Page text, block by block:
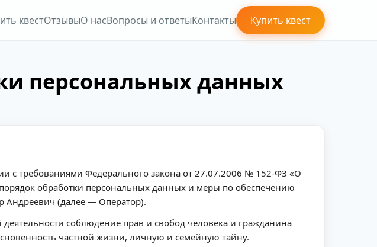
квестОтзывыО насВопросы и ответыКонтакты Купить квест
персональных данных
с требованиями Федерального закона от 27.07.2006 № 152-ФЗ «О
обработки персональных данных и меры по обеспечению
Андреевич (далее — Оператор).
соблюдение прав и свобод человека и гражданина
частной жизни, личную и семейную тайну.